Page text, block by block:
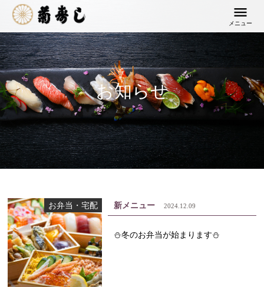
メニュー
お知らせ
お弁当・宅配 新メニュー 2024.12.09
⛄冬のお弁当が始まります⛄